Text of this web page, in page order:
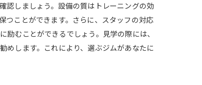
認しましょう。設備の質はトレーニングの効
つことができます。さらに、スタッフの対応
むことができるでしょう。見学の際には、
めします。これにより、選ぶジムがあなたに